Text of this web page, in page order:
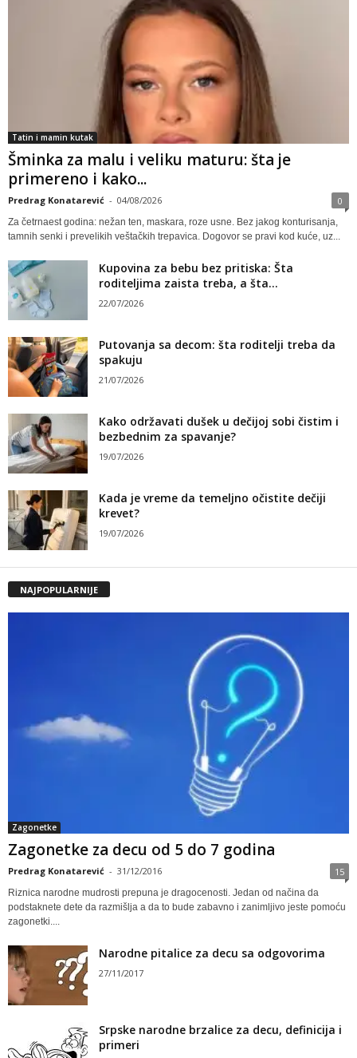
Tatin i mamin kutak
Šminka za malu i veliku maturu: šta je
primereno i kako...
Predrag Konatarević - 04/08/2026 0
Za četrnaest godina: nežan ten, maskara, roze usne. Bez jakog konturisanja,
tamnih senki i prevelikih veštačkih trepavica. Dogovor se pravi kod kuće, uz...
Kupovina za bebu bez pritiska: Šta
roditeljima zaista treba, a šta...
22/07/2026
Putovanja sa decom: šta roditelji treba da
spakuju
21/07/2026
Kako održavati dušek u dečijoj sobi čistim i
bezbednim za spavanje?
19/07/2026
Kada je vreme da temeljno očistite dečiji
krevet?
19/07/2026
NAJPOPULARNIJE
Zagonetke
Zagonetke za decu od 5 do 7 godina
Predrag Konatarević - 31/12/2016 15
Riznica narodne mudrosti prepuna je dragocenosti. Jedan od načina da
podstaknete dete da razmišlja a da to bude zabavno i zanimljivo jeste pomoću
zagonetki....
Narodne pitalice za decu sa odgovorima
27/11/2017
Srpske narodne brzalice za decu, definicija i
primeri